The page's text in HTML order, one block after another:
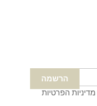
מדיניות הפרטיות